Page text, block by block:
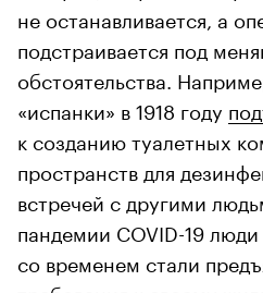
не останавливается, а
подстраивается под
обстоятельства.
«испанки» в 1918 году
к созданию туалетных
пространств для
встречей с другими
пандемии COVID-19
со временем стали